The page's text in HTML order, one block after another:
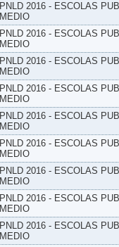
PNLD 2016 - ESCOLAS
MEDIO
PNLD 2016 - ESCOLAS
MEDIO
PNLD 2016 - ESCOLAS
MEDIO
PNLD 2016 - ESCOLAS
MEDIO
PNLD 2016 - ESCOLAS
MEDIO
PNLD 2016 - ESCOLAS
MEDIO
PNLD 2016 - ESCOLAS
MEDIO
PNLD 2016 - ESCOLAS
MEDIO
PNLD 2016 - ESCOLAS
MEDIO